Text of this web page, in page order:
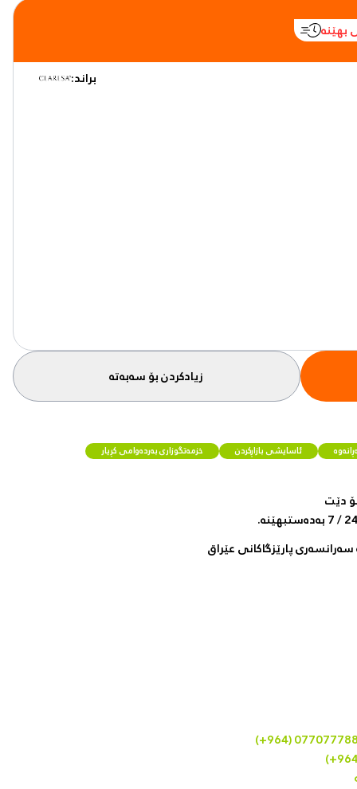
بهێنە
براند:
زیادکردن بۆ سەبەتە
ئاسایشی بازاڕکردن خزمەتگوزاری بەردەوامی کڕیار
دێت
پارێزگاکانی عێراق
(+964)